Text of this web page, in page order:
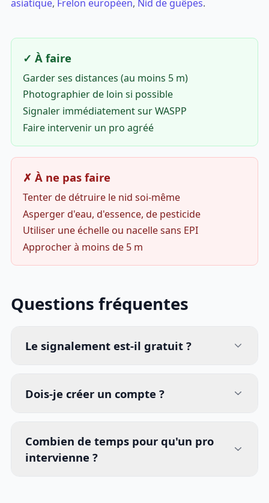
asiatique, Frelon européen, Nid de guêpes.
✓ À faire
Garder ses distances (au moins 5 m)
Photographier de loin si possible
Signaler immédiatement sur WASPP
Faire intervenir un pro agréé
✗ À ne pas faire
Tenter de détruire le nid soi-même
Asperger d'eau, d'essence, de pesticide
Utiliser une échelle ou nacelle sans EPI
Approcher à moins de 5 m
Questions fréquentes
Le signalement est-il gratuit ?
Dois-je créer un compte ?
Combien de temps pour qu'un pro
intervienne ?